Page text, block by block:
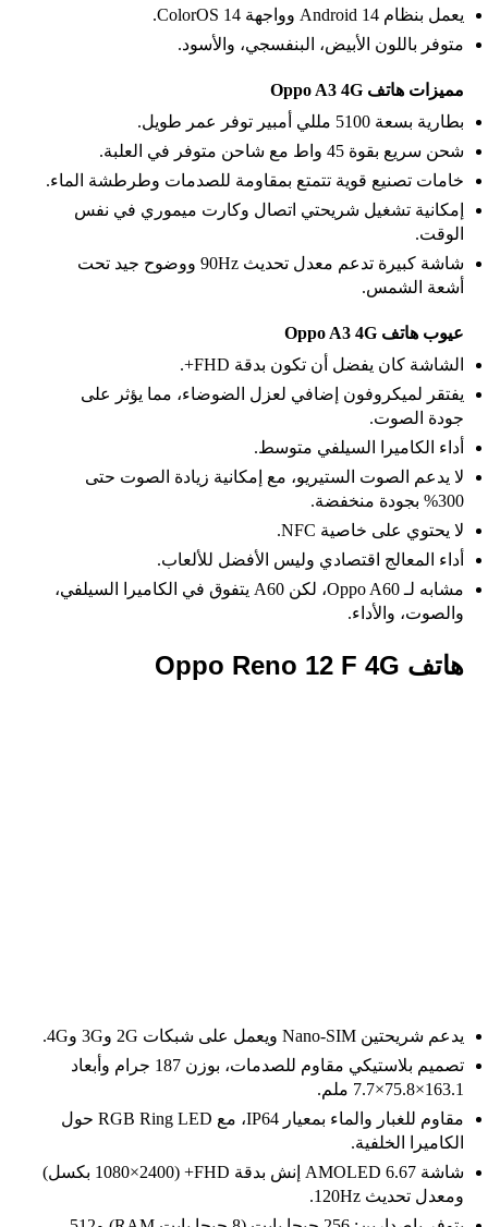
يعمل بنظام Android 14 وواجهة ColorOS 14.
متوفر باللون الأبيض، البنفسجي، والأسود.
مميزات هاتف Oppo A3 4G
بطارية بسعة 5100 مللي أمبير توفر عمر طويل.
شحن سريع بقوة 45 واط مع شاحن متوفر في العلبة.
خامات تصنيع قوية تتمتع بمقاومة للصدمات وطرطشة الماء.
إمكانية تشغيل شريحتي اتصال وكارت ميموري في نفس
الوقت.
شاشة كبيرة تدعم معدل تحديث 90Hz ووضوح جيد تحت
أشعة الشمس.
عيوب هاتف Oppo A3 4G
الشاشة كان يفضل أن تكون بدقة FHD+.
يفتقر لميكروفون إضافي لعزل الضوضاء، مما يؤثر على
جودة الصوت.
أداء الكاميرا السيلفي متوسط.
لا يدعم الصوت الستيريو، مع إمكانية زيادة الصوت حتى
300% بجودة منخفضة.
لا يحتوي على خاصية NFC.
أداء المعالج اقتصادي وليس الأفضل للألعاب.
مشابه لـ Oppo A60، لكن A60 يتفوق في الكاميرا السيلفي،
والصوت، والأداء.
هاتف Oppo Reno 12 F 4G
يدعم شريحتين Nano-SIM ويعمل على شبكات 2G و3G و4G.
تصميم بلاستيكي مقاوم للصدمات، بوزن 187 جرام وأبعاد
163.1×75.8×7.7 ملم.
مقاوم للغبار والماء بمعيار IP64، مع RGB Ring LED حول
الكاميرا الخلفية.
شاشة AMOLED 6.67 إنش بدقة FHD+ (1080×2400 بكسل)
ومعدل تحديث 120Hz.